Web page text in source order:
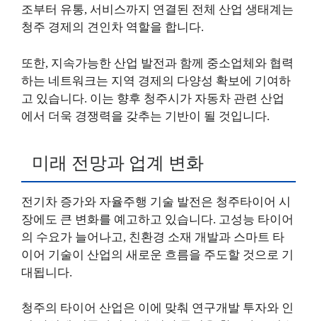
조부터 유통, 서비스까지 연결된 전체 산업 생태계는
청주 경제의 견인차 역할을 합니다.
또한, 지속가능한 산업 발전과 함께 중소업체와 협력
하는 네트워크는 지역 경제의 다양성 확보에 기여하
고 있습니다. 이는 향후 청주시가 자동차 관련 산업
에서 더욱 경쟁력을 갖추는 기반이 될 것입니다.
미래 전망과 업계 변화
전기차 증가와 자율주행 기술 발전은 청주타이어 시
장에도 큰 변화를 예고하고 있습니다. 고성능 타이어
의 수요가 늘어나고, 친환경 소재 개발과 스마트 타
이어 기술이 산업의 새로운 흐름을 주도할 것으로 기
대됩니다.
청주의 타이어 산업은 이에 맞춰 연구개발 투자와 인